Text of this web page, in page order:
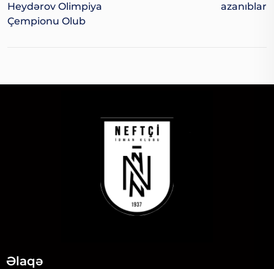
Heydərov Olimpiya
Çempionu Olub
Azanıblar
Əlaqə